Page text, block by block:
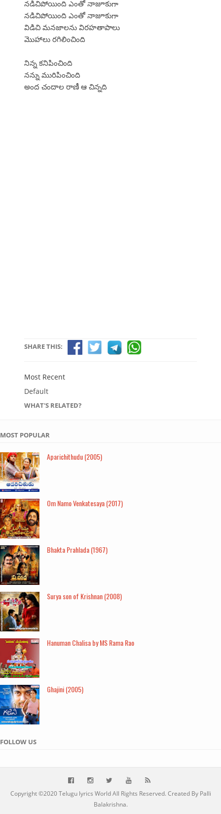
నడిచిపోయింది ఎంతో నాజూకుగా
నడిచిపోయింది ఎంతో నాజూకుగా
విడిచి మనజాలను విరహతాపాలు
మొహాలు రగిలించింది
నిన్న కనిపించింది
నన్ను మురిపించింది
అంద చందాల రాణీ ఆ చిన్నది
SHARE THIS:
Most Recent
Default
WHAT'S RELATED?
MOST POPULAR
Aparichithudu (2005)
Om Namo Venkatesaya (2017)
Bhakta Prahlada (1967)
Surya son of Krishnan (2008)
Hanuman Chalisa by MS Rama Rao
Ghajini (2005)
FOLLOW US
Copyright ©2020Telugu lyrics WorldAll Rights Reserved. Created By Palli
Balakrishna.